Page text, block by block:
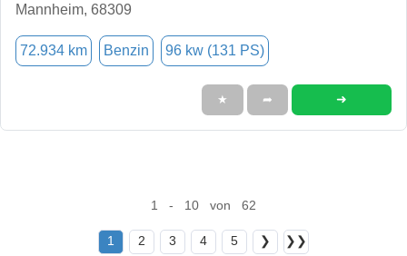
Mannheim, 68309
72.934 km Benzin 96 kw (131 PS)
★ ➦ ➜
1 - 10 von 62
1 2 3 4 5 ❯ ❯❯